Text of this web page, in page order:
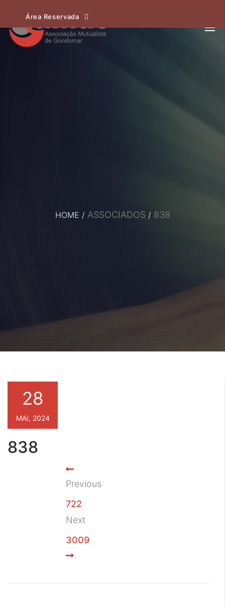
Área Reservada
HOME / ASSOCIADOS / 838
838
28
MAI, 2024
Previous
722
Next
3009